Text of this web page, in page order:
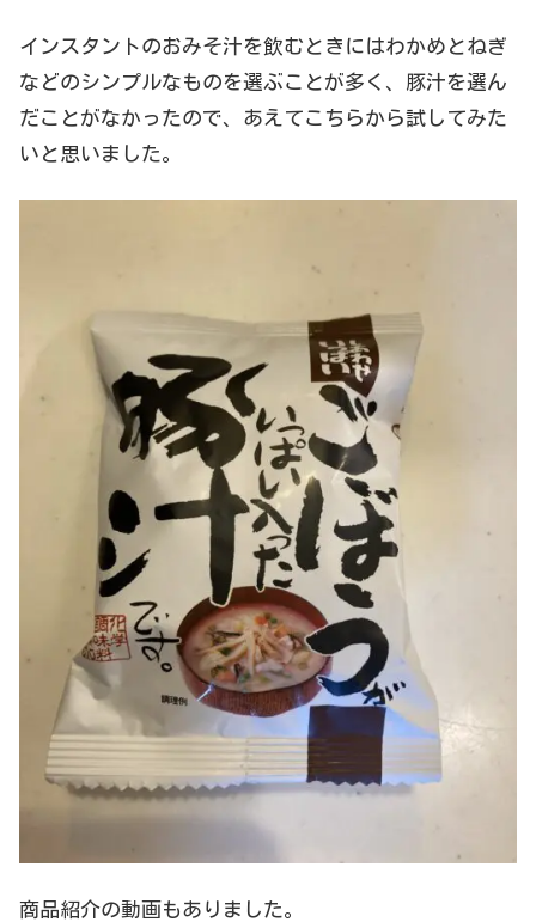
インスタントのおみそ汁を飲むときにはわかめとねぎ
などのシンプルなものを選ぶことが多く、豚汁を選ん
だことがなかったので、あえてこちらから試してみた
いと思いました。
商品紹介の動画もありました。